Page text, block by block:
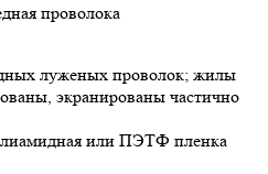
проволока
луженых проволок; жилы
экранированы частично
или ПЭТФ пленка